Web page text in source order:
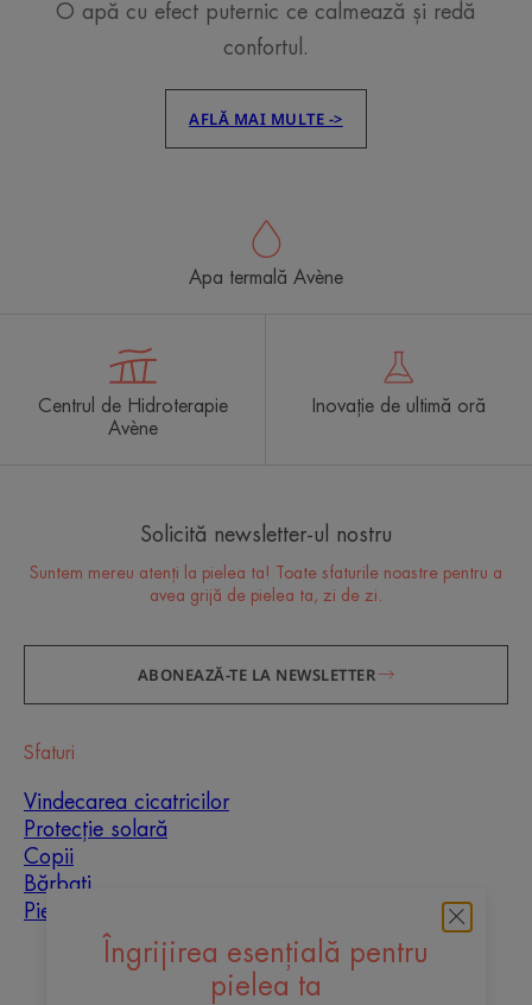
O apă cu efect puternic ce calmează și redă
confortul.
AFLĂ MAI MULTE ->
Îngrijirea esențială pentru
pielea ta
Apa termală Avène
Centrul de Hidroterapie
Avène
Inovație de ultimă oră
Solicită newsletter-ul nostru
Suntem mereu atenți la pielea ta! Toate sfaturile noastre pentru a
avea grijă de pielea ta, zi de zi.
ABONEAZĂ-TE LA NEWSLETTER
Sfaturi
Vindecarea cicatricilor
Protecție solară
Copii
Bărbați
Piele mixtă
Despre noi